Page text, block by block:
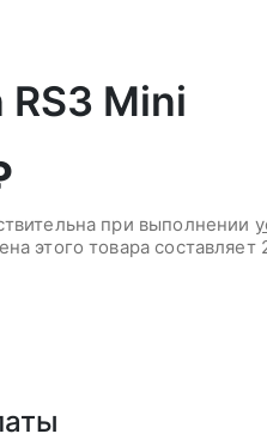
RS3 Mini
при выполнении
этого товара составляет